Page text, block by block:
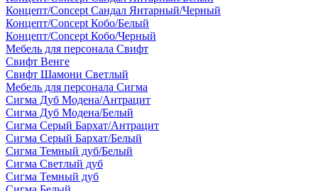
Концепт/Concept Сандал Янтарный/Черный
Концепт/Concept Кобо/Белый
Концепт/Concept Кобо/Черный
Мебель для персонала Свифт
Свифт Венге
Свифт Шамони Светлый
Мебель для персонала Сигма
Сигма Дуб Модена/Антрацит
Сигма Дуб Модена/Белый
Сигма Серый Бархат/Антрацит
Сигма Серый Бархат/Белый
Сигма Темный дуб/Белый
Сигма Светлый дуб
Сигма Темный дуб